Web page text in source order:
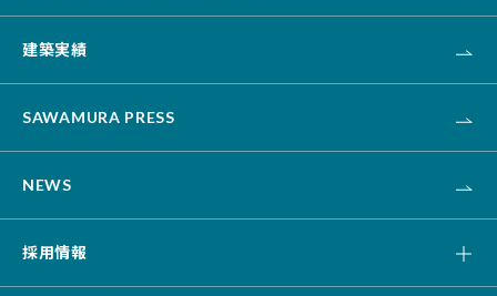
不動産
デザインビルド
オフィス・事務所
改修・リニューアル
建築実績
SAWAMURA PRESS
NEWS
採用情報
キャリア採用